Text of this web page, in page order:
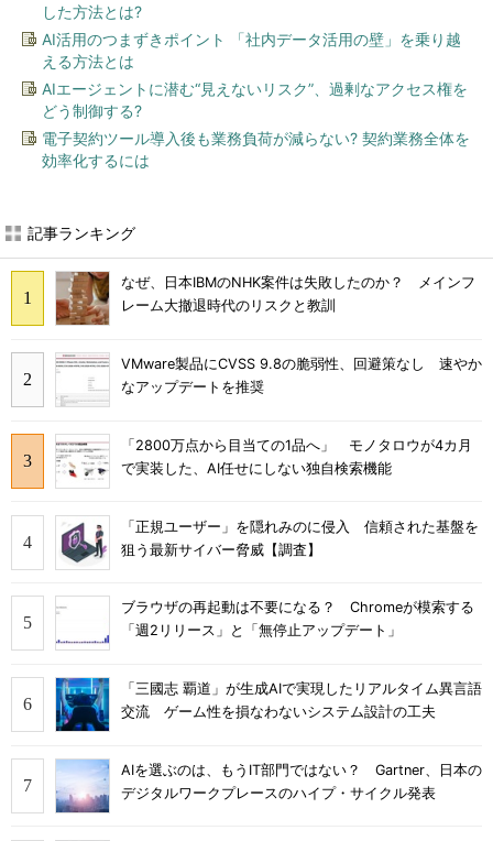
した方法とは?
AI活用のつまずきポイント 「社内データ活用の壁」を乗り越
える方法とは
AIエージェントに潜む“見えないリスク”、過剰なアクセス権を
どう制御する?
電子契約ツール導入後も業務負荷が減らない? 契約業務全体を
効率化するには
記事ランキング
なぜ、日本IBMのNHK案件は失敗したのか？ メインフ
レーム大撤退時代のリスクと教訓
VMware製品にCVSS 9.8の脆弱性、回避策なし 速やか
なアップデートを推奨
「2800万点から目当ての1品へ」 モノタロウが4カ月
で実装した、AI任せにしない独自検索機能
「正規ユーザー」を隠れみのに侵入 信頼された基盤を
狙う最新サイバー脅威【調査】
ブラウザの再起動は不要になる？ Chromeが模索する
「週2リリース」と「無停止アップデート」
「三國志 覇道」が生成AIで実現したリアルタイム異言語
交流 ゲーム性を損なわないシステム設計の工夫
AIを選ぶのは、もうIT部門ではない？ Gartner、日本の
デジタルワークプレースのハイプ・サイクル発表